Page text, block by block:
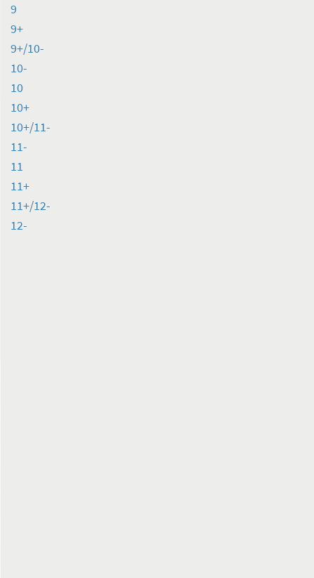
9
9+
9+/10-
10-
10
10+
10+/11-
11-
11
11+
11+/12-
12-